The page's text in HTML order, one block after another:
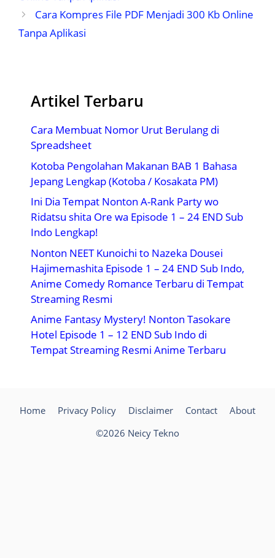
Cara Kompres File PDF Menjadi 300 Kb Online
Tanpa Aplikasi
Artikel Terbaru
Cara Membuat Nomor Urut Berulang di
Spreadsheet
Kotoba Pengolahan Makanan BAB 1 Bahasa
Jepang Lengkap (Kotoba / Kosakata PM)
Ini Dia Tempat Nonton A-Rank Party wo
Ridatsu shita Ore wa Episode 1 – 24 END Sub
Indo Lengkap!
Nonton NEET Kunoichi to Nazeka Dousei
Hajimemashita Episode 1 – 24 END Sub Indo,
Anime Comedy Romance Terbaru di Tempat
Streaming Resmi
Anime Fantasy Mystery! Nonton Tasokare
Hotel Episode 1 – 12 END Sub Indo di
Tempat Streaming Resmi Anime Terbaru
Home Privacy Policy Disclaimer Contact
About
©2026 Neicy Tekno